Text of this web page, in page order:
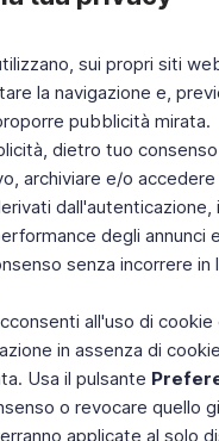
sui propri siti
la navigazione e,
pubblicità mirata.
dietro tuo
archiviare e/o
degli
senza incorrere
all'uso di
in assenza di
Usa il pulsante
o revocare quello
applicate al solo